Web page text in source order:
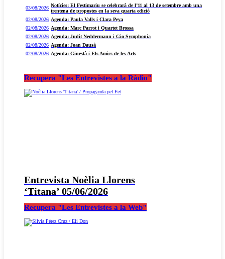
03/08/2026 Notícies: El Festimariu se celebrarà de l’11 al 13 de setembre amb una
trentena de propostes en la seva quarta edició
02/08/2026 Agenda: Paula Valls i Clara Peya
02/08/2026 Agenda: Marc Parrot i Quartet Brossa
02/08/2026 Agenda: Judit Neddermann i Gio Symphonia
02/08/2026 Agenda: Joan Dausà
02/08/2026 Agenda: Ginestà i Els Amics de les Arts
Recupera "Les Entrevistes a la Ràdio"
Entrevista Noèlia Llorens
‘Titana’ 05/06/2026
Recupera "Les Entrevistes a la Web"